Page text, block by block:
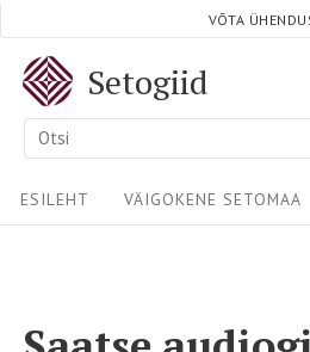
Setogiid
VÕTA
ESILEHT VÄIGOKENE SETOMAA